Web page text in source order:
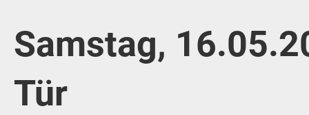
Samstag,
Tür